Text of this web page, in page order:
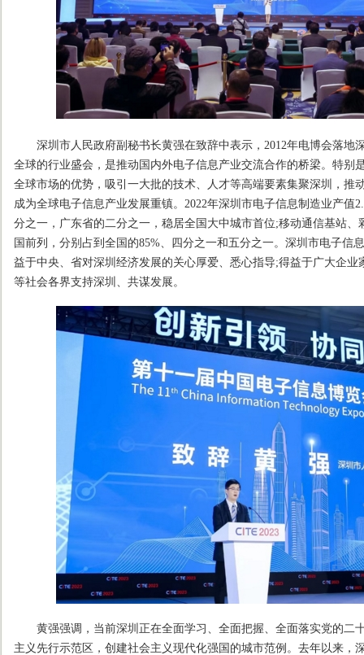
深圳市人民政府副秘书长黄强在致辞中表示，2012年电博会落地
全球的行业盛会，是推动国内外电子信息产业交流合作的桥梁。特别
全球市场的优势，吸引一大批的技术、人才等高端要素集聚深圳，推
成为全球电子信息产业发展重镇。2022年深圳市电子信息制造业产值
分之一，广东省的二分之一，稳居全国大中城市首位;移动通信基站
国前列，分别占到全国的85%、四分之一和五分之一。深圳市电子信
益于中央、省对深圳经济发展的关心厚爱、悉心指导;得益于广大企
等社会各界支持深圳、共谋发展。
黄强强调，当前深圳正在全面学习、全面把握、全面落实党的二
主义先行示范区，创建社会主义现代化强国的城市范例。去年以来，